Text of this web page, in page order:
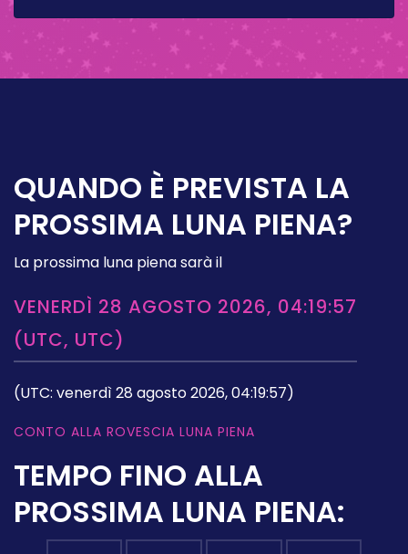
QUANDO È PREVISTA LA
PROSSIMA LUNA PIENA?
La prossima luna piena sarà il
VENERDÌ 28 AGOSTO 2026, 04:19:57
(UTC, UTC)
(UTC: venerdì 28 agosto 2026, 04:19:57)
CONTO ALLA ROVESCIA LUNA PIENA
TEMPO FINO ALLA
PROSSIMA LUNA PIENA: